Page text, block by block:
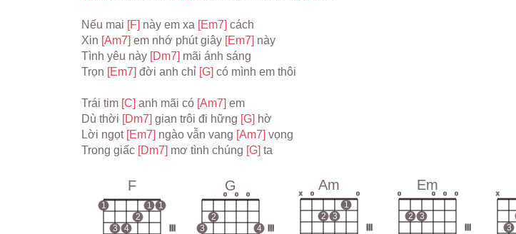
Nếu mai [F] này em xa [Em7] cách
Xin [Am7] em nhớ phút giây [Em7] này
Tình yêu này [Dm7] mãi ánh sáng
Trọn [Em7] đời anh chỉ [G] có mình em thôi
Trái tim [C] anh mãi có [Am7] em
Dù thời [Dm7] gian trôi đi hững [G] hờ
Lời ngọt [Em7] ngào vẫn vang [Am7] vọng
Trong giấc [Dm7] mơ tình chúng [G] ta
F
1
3 4
2
1 1
G
3
2
o o o
4
Am
x o
2 3
1
o
Em
o
2 3
o o o x
3